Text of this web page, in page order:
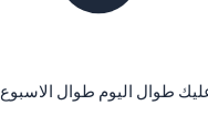
طوال اليوم طوال الاسبوع